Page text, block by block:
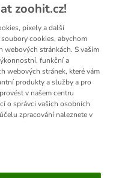
zoohit.cz!
pixely a další
cookies, abychom
webových stránkách. S vaším
funkční a
webových stránek, které vám
produkty a služby a pro
v našem centru
o správci vašich osobních
zpracování naleznete v